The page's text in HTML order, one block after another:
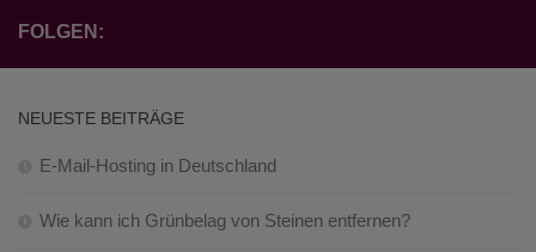
FOLGEN:
NEUESTE BEITRÄGE
E-Mail-Hosting in Deutschland
Wie kann ich Grünbelag von Steinen entfernen?